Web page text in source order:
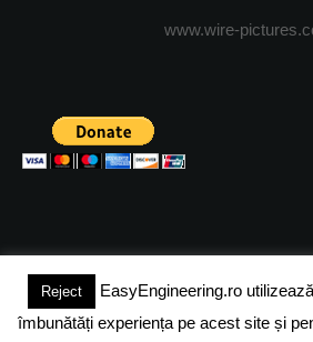
www.wire-
(c) 2024 - FineEngineeringMagazine.
Reject
EasyEngineering.ro
îmbunătăți experiența pe acest site și